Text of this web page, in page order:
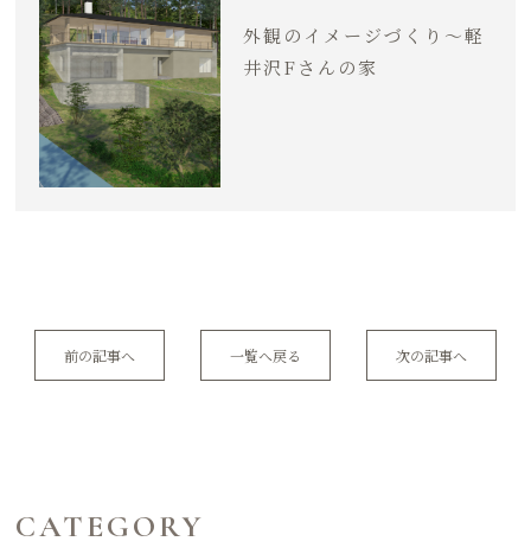
外観のイメージづくり～軽
井沢Fさんの家
前の記事へ 一覧へ戻る 次の記事へ
CATEGORY